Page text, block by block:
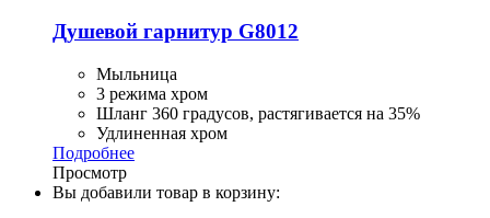
Душевой гарнитур G8012
Мыльница
3 режима хром
Шланг 360 градусов, растягивается на 35%
Удлиненная хром
Подробнее
Просмотр
Вы добавили товар в корзину: